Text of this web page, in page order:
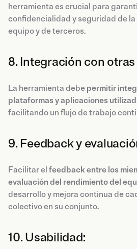
herramienta es crucial para
confidencialidad y seguridad de
equipo y de terceros.
8. Integración con
La herramienta debe permitir
plataformas y aplicaciones
facilitando un flujo de trabajo
9. Feedback y
Facilitar el feedback entre los
evaluación del rendimiento del
desarrollo y mejora continua de
colectivo en su conjunto.
10. Usabilidad: